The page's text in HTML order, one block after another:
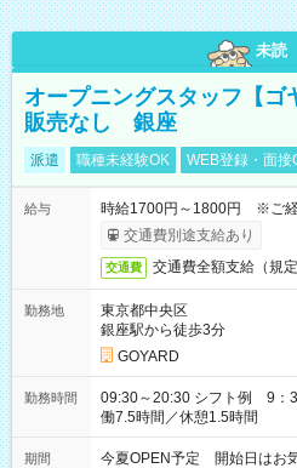
未読
オープニングスタッフ【
販売なし 銀座
派遣 職種未経験OK WEB登録・面接
給与
時給1700円～1800円 ※ご経
交通費別途支給あり
交通費 交通費全額支給（規定
勤務地
東京都中央区
銀座駅から徒歩3分
GOYARD
勤務時間
09:30～20:30 シフト例 9：30～18：30、11：30～20：30 実
働7.5時間／休憩1.5時間
期間 今夏OPEN予定 開始日はお